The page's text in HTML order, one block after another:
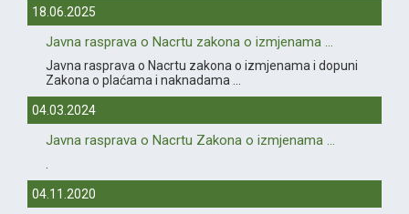
18.06.2025
Javna rasprava o Nacrtu zakona o izmjenama ...
Javna rasprava o Nacrtu zakona o izmjenama i dopuni
Zakona o plaćama i naknadama ...
04.03.2024
Javna rasprava o Nacrtu Zakona o izmjenama ...
04.11.2020